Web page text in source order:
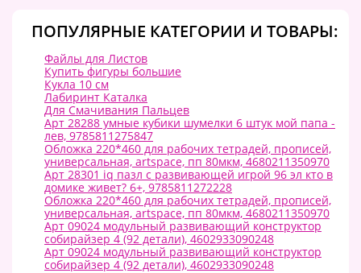
ПОПУЛЯРНЫЕ КАТЕГОРИИ И ТОВАРЫ:
Файлы для Листов
Купить фигуры большие
Кукла 10 см
Лабиринт Каталка
Для Смачивания Пальцев
Арт 28288 умные кубики шумелки 6 штук мой папа -
лев, 9785811275847
Обложка 220*460 для рабочих тетрадей, прописей,
универсальная, artspace, пп 80мкм, 4680211350970
Арт 28301 iq пазл с развивающей игрой 96 эл кто в
домике живет? 6+, 9785811272228
Обложка 220*460 для рабочих тетрадей, прописей,
универсальная, artspace, пп 80мкм, 4680211350970
Арт 09024 модульный развивающий конструктор
собирайзер 4 (92 детали), 4602933090248
Арт 09024 модульный развивающий конструктор
собирайзер 4 (92 детали), 4602933090248